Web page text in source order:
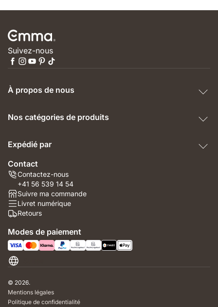
Suivez-nous
À propos de nous
Nos catégories de produits
Expédié par
Contact
Contactez-nous
+41 56 539 14 54
Suivre ma commande
Livret numérique
Retours
Modes de paiement
© 2026.
Mentions légales
Politique de confidentialité